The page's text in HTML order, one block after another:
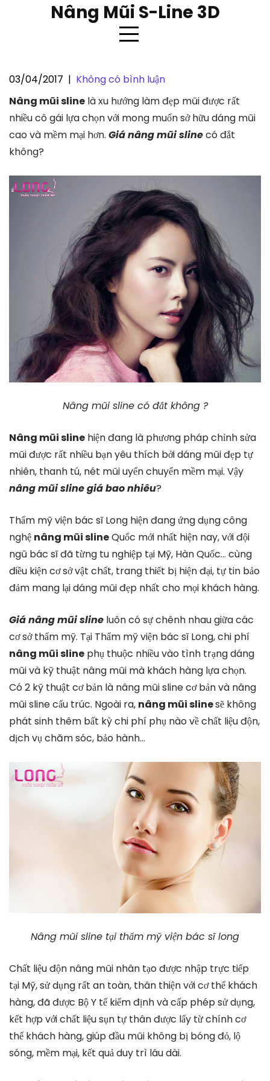
Nâng Mũi S-Line 3D
Nâng mũi sline có đắt không ?
03/04/2017 | Không có bình luận
Nâng mũi sline là xu hướng làm đẹp mũi được rất
nhiều cô gái lựa chọn với mong muốn sở hữu dáng mũi
cao và mềm mại hơn. Giá nâng mũi slinecó đắt
không?
Nâng mũi sline có đắt không ?
Nâng mũi sline hiện đang là phương pháp chỉnh sửa
mũi được rất nhiều bạn yêu thích bởi dáng mũi đẹp tự
nhiên, thanh tú, nét mũi uyển chuyển mềm mại. Vậy
nâng mũi sline giá bao nhiêu?
Thẩm mỹ viện bác sĩ Long hiện đang ứng dụng công
nghệ nâng mũi slineQuốc mới nhất hiện nay, với đội
ngũ bác sĩ đã từng tu nghiệp tại Mỹ, Hàn Quốc… cùng
điều kiện cơ sở vật chất, trang thiết bị hiện đại, tự tin bảo
đảm mang lại dáng mũi đẹp nhất cho mọi khách hàng.
Giá nâng mũi sline luôn có sự chênh nhau giữa các
cơ sở thẩm mỹ. Tại Thẩm mỹ viện bác sĩ Long, chi phí
nâng mũi sline phụ thuộc nhiều vào tình trạng dáng
mũi và kỹ thuật nâng mũi mà khách hàng lựa chọn.
Có 2 kỹ thuật cơ bản là nâng mũi sline cơ bản và nâng
mũi sline cấu trúc. Ngoài ra, nâng mũi slinesẽ không
phát sinh thêm bất kỳ chi phí phụ nào về chất liệu độn,
dịch vụ chăm sóc, bảo hành…
Nâng mũi sline tại thẩm mỹ viện bác sĩ long
Chất liệu độn nâng mũi nhân tạo được nhập trực tiếp
tại Mỹ, sử dụng rất an toàn, thân thiện với cơ thể khách
hàng, đã được Bộ Y tế kiểm định và cấp phép sử dụng,
kết hợp với chất liệu sụn tự thân được lấy từ chính cơ
thể khách hàng, giúp đầu mũi không bị bóng đỏ, lộ
sóng, mềm mại, kết quả duy trì lâu dài.